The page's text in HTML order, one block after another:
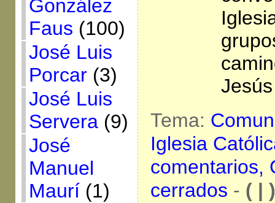
González
Faus (100)
José Luis
Porcar(3)
José Luis
Servera(9)
José
Manuel
Maurí(1)
Tema:
Iglesia
comentarios,
cerrados - ( | )